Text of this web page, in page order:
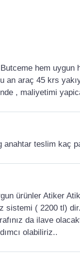
hem
araç 45 krs
, maliyetimi
anahtar teslim kaç
ürünler Atiker
sistemi ( 2200 tl)
da ilave
olabiliriz..